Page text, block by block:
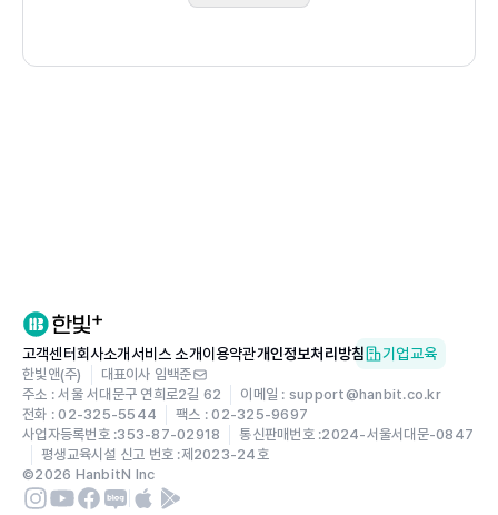
02 이메일 보내기 : mailx
03 호스트와 개인 정보 확인
04 파일 송수신 : ftp
실습 10-1 ftp로 바이너리 파일 가져오기
요약
연습문제
Chapter 11 유닉스 유틸리티 이용하기
고객센터회사소개서비스 소개이용약관개인정보처리방침 기업교육
한빛앤(주)
대표이사 임백준
주소 : 서울 서대문구 연희로2길 62
이메일 : support@hanbit.co.kr
전화 : 02-325-5544
팩스 : 02-325-9697
사업자등록번호 :353-87-02918 통신판매번호 :2024-서울서대문-0847
평생교육시설 신고 번호 :제2023-24호
©2026 HanbitN Inc